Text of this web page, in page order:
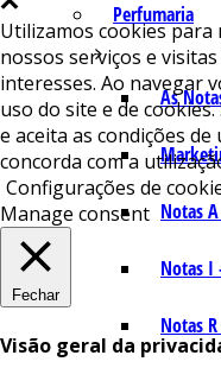
Perfumaria
As
Notas
Notas I
Notas
Utilizamos cookies
nossos serviços e
interesses. Ao navegar
uso do site e de
e aceita as condições de
concorda com a
Configurações de
Manage consent
Fechar
Visão geral da